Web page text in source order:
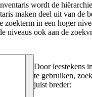
wordt de
maken deel uit van de
zoekterm in een hoger
niveaus ook aan de
Door leestekens
te gebruiken,
juist breder: